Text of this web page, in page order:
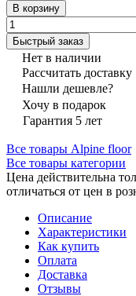
В корзину
Быстрый заказ
Нет в наличии
Рассчитать доставку
Нашли дешевле?
Хочу в подарок
Гарантия 5 лет
Все товары Alpine floor
Все товары категории
Цена действительна
отличаться от цен в
Описание
Характеристики
Как купить
Оплата
Доставка
Отзывы